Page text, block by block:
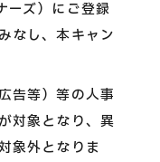
ーズ）にご登録
なし、本キャン
告等）等の人事
対象となり、異
象外となりま